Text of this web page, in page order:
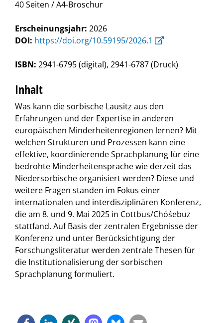
40 Seiten / A4-Broschur
Erscheinungsjahr: 2026
DOI: https://doi.org/10.59195/2026.1
ISBN: 2941-6795 (digital), 2941-6787 (Druck)
Inhalt
Was kann die sorbische Lausitz aus den
Erfahrungen und der Expertise in anderen
europäischen Minderheitenregionen lernen? Mit
welchen Strukturen und Prozessen kann eine
effektive, koordinierende Sprachplanung für eine
bedrohte Minderheitensprache wie derzeit das
Niedersorbische organisiert werden? Diese und
weitere Fragen standen im Fokus einer
internationalen und interdisziplinären Konferenz,
die am 8. und 9. Mai 2025 in Cottbus/Chóśebuz
stattfand. Auf Basis der zentralen Ergebnisse der
Konferenz und unter Berücksichtigung der
Forschungsliteratur werden zentrale Thesen für
die Institutionalisierung der sorbischen
Sprachplanung formuliert.